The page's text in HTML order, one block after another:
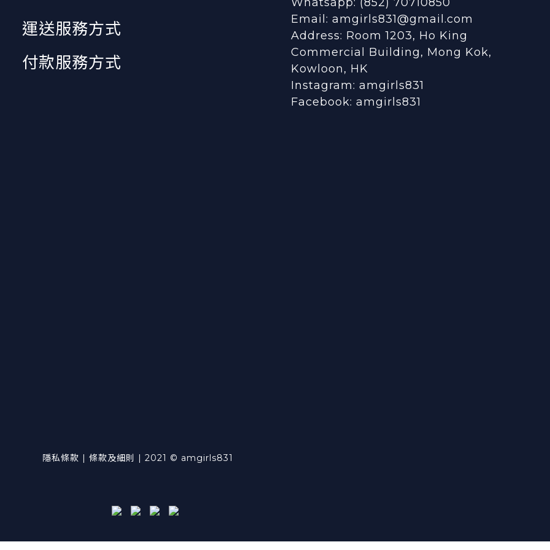
運送服務方式
付款服務方式
Email: amgirls831@gmail.com
Address: Room 1203, Ho King
Commercial Building, Mong Kok,
Kowloon, HK
Instagram: amgirls831
Facebook: amgirls831
隱私條款 | 條款及細則 | 2021 © amgirls831